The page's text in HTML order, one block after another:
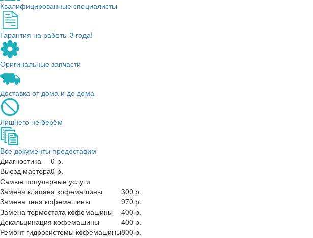
Квалифицированные специалисты
Гарантия на работы 3 года!
Оригинальные запчасти
Доставка от дома и до дома
Лишнего не берём
Все документы предоставим
Диагностика
0 р.
Выезд мастера0 р.
Самые популярные услуги
Замена клапана кофемашины
300 р.
Замена тена кофемашины
970 р.
Замена термостата кофемашины
400 р.
Декальцинация кофемашины
400 р.
Ремонт гидросистемы кофемашины800 р.